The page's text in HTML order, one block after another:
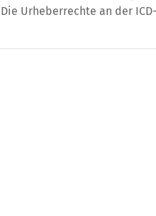
Die Urheberrechte an der